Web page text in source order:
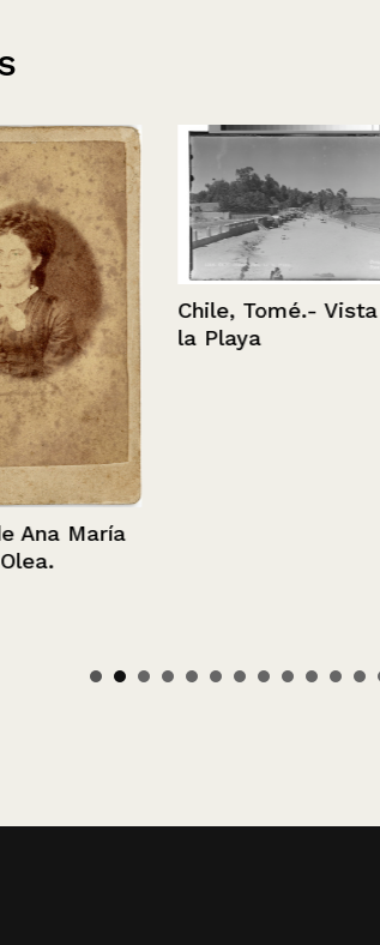
María
Chile, Tomé.- Vista de
la Playa